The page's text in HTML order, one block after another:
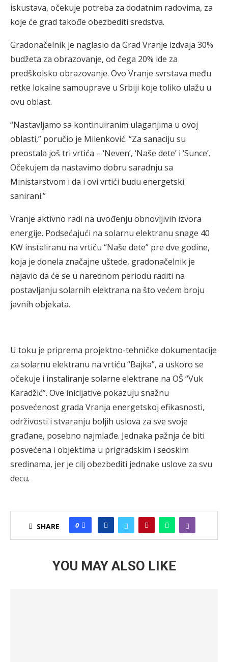
iskustava, očekuje potreba za dodatnim radovima, za
koje će grad takođe obezbediti sredstva.
Gradonačelnik je naglasio da Grad Vranje izdvaja 30%
budžeta za obrazovanje, od čega 20% ide za
predškolsko obrazovanje. Ovo Vranje svrstava među
retke lokalne samouprave u Srbiji koje toliko ulažu u
ovu oblast.
“Nastavljamo sa kontinuiranim ulaganjima u ovoj
oblasti,” poručio je Milenković. “Za sanaciju su
preostala još tri vrtića – ‘Neven’, ‘Naše dete’ i ‘Sunce’.
Očekujem da nastavimo dobru saradnju sa
Ministarstvom i da i ovi vrtići budu energetski
sanirani.”
Vranje aktivno radi na uvođenju obnovljivih izvora
energije. Podsećajući na solarnu elektranu snage 40
KW instaliranu na vrtiću “Naše dete” pre dve godine,
koja je donela značajne uštede, gradonačelnik je
najavio da će se u narednom periodu raditi na
postavljanju solarnih elektrana na što većem broju
javnih objekata.
U toku je priprema projektno-tehničke dokumentacije
za solarnu elektranu na vrtiću “Bajka”, a uskoro se
očekuje i instaliranje solarne elektrane na OŠ “Vuk
Karadžić”. Ove inicijative pokazuju snažnu
posvećenost grada Vranja energetskoj efikasnosti,
održivosti i stvaranju boljih uslova za sve svoje
građane, posebno najmlađe. Jednaka pažnja će biti
posvećena i objektima u prigradskim i seoskim
sredinama, jer je cilj obezbediti jednake uslove za svu
decu.
SHARE 0
YOU MAY ALSO LIKE